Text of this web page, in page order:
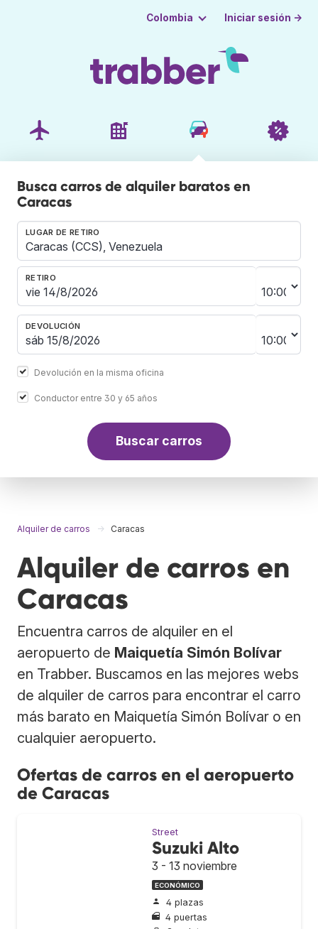
Colombia Iniciar sesión →
Busca carros de alquiler baratos en
Caracas
LUGAR DE RETIRO
RETIRO
DEVOLUCIÓN
Devolución en la misma oficina
Conductor entre 30 y 65 años
Buscar carros
Alquiler de carros Caracas
Alquiler de carros en
Caracas
Encuentra carros de alquiler en el
aeropuerto de Maiquetía Simón Bolívar
en Trabber. Buscamos en las mejores webs
de alquiler de carros para encontrar el carro
más barato en Maiquetía Simón Bolívar o en
cualquier aeropuerto.
Ofertas de carros en el aeropuerto
de Caracas
Street
Suzuki Alto
3 - 13 noviembre
ECONÓMICO
4 plazas
4 puertas